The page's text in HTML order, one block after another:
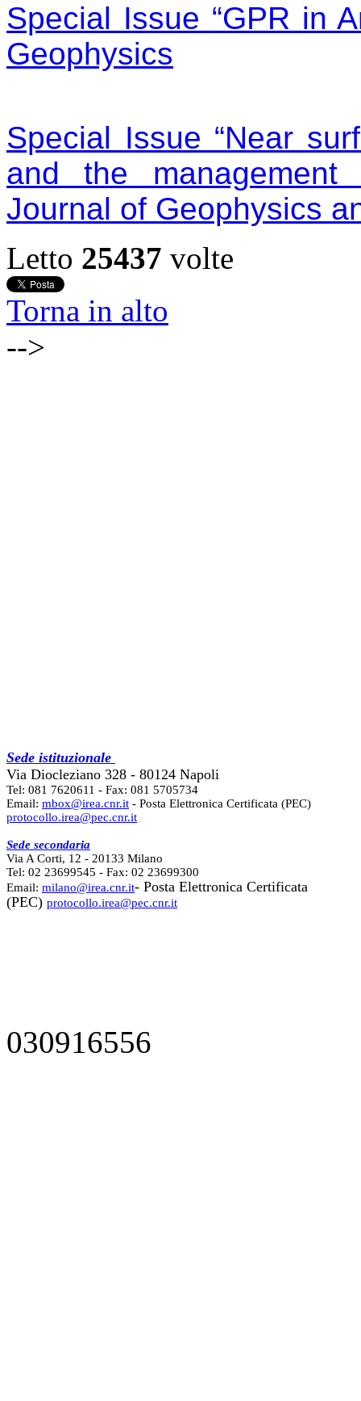
Special Issue “GPR in
Geophysics
Special Issue “Near
and the management
Journal of Geophysics
Letto 25437 volte
Torna in alto
-->
Sede istituzionale
Via Diocleziano 328 - 80124 Napoli
Tel: 081 7620611 - Fax: 081 5705734
Email: mbox@irea.cnr.it - Posta Elettronica Certificata (PEC)
protocollo.irea@pec.cnr.it
Sede secondaria
Via A Corti, 12 - 20133 Milano
Tel: 02 23699545 - Fax: 02 23699300
Email: milano@irea.cnr.it- Posta Elettronica Certificata
(PEC) protocollo.irea@pec.cnr.it
030916556